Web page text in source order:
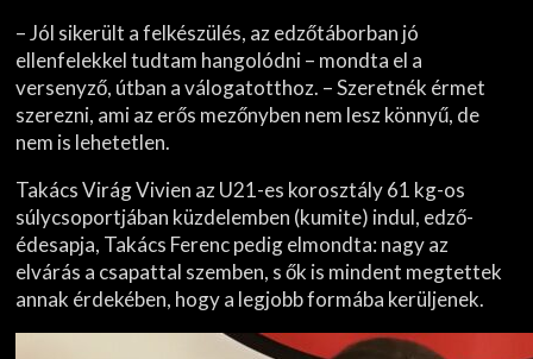
– Jól sikerült a felkészülés, az edzőtáborban jó
ellenfelekkel tudtam hangolódni – mondta el a
versenyző, útban a válogatotthoz. – Szeretnék érmet
szerezni, ami az erős mezőnyben nem lesz könnyű, de
nem is lehetetlen.
Takács Virág Vivien az U21-es korosztály 61 kg-os
súlycsoportjában küzdelemben (kumite) indul, edző-
édesapja, Takács Ferenc pedig elmondta: nagy az
elvárás a csapattal szemben, s ők is mindent megtettek
annak érdekében, hogy a legjobb formába kerüljenek.